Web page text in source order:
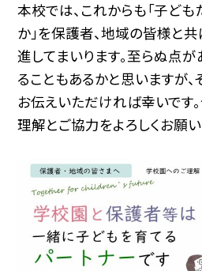
本校では、これからも「子ど
か」を保護者、地域の皆様と
進してまいります。至らぬ点
ることもあるかと思いますが
お伝えいただければ幸いです
理解とご協力をよろしくお願い